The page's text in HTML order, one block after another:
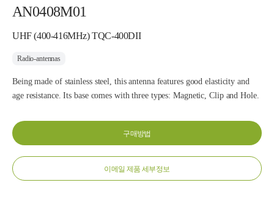
AN0408M01
UHF (400-416MHz) TQC-400DII
Radio-antennas
Being made of stainless steel, this antenna features good elasticity and
age resistance. Its base comes with three types: Magnetic, Clip and Hole.
구매방법
이메일 제품 세부정보